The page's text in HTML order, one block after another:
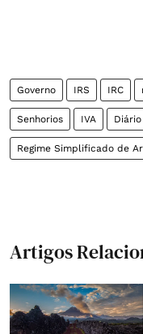
Governo IRS IRC
Senhorios IVA
Regime Simplificado de
Artigos